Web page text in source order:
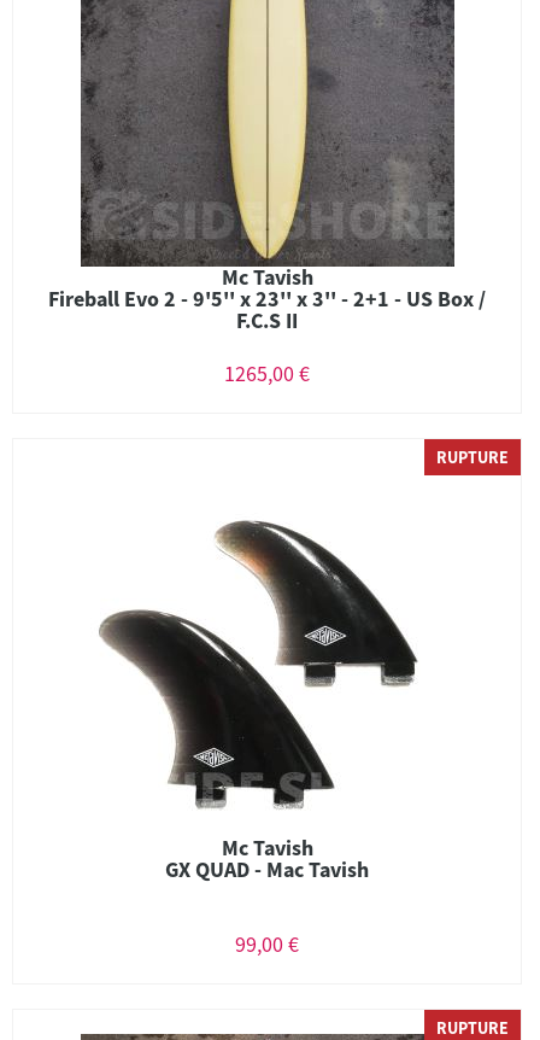
Mc Tavish
Fireball Evo 2 - 9'5'' x 23'' x 3'' - 2+1 - US Box /
F.C.S II
1265,00 €
RUPTURE
Mc Tavish
GX QUAD - Mac Tavish
99,00 €
RUPTURE